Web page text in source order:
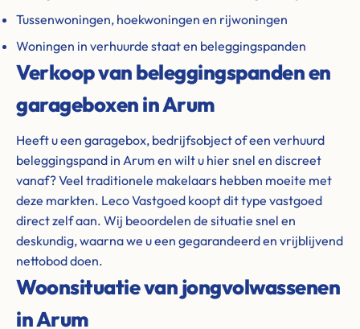
Tussenwoningen, hoekwoningen en rijwoningen
Woningen in verhuurde staat en beleggingspanden
Verkoop van beleggingspanden en
garageboxen in Arum
Heeft u een garagebox, bedrijfsobject of een verhuurd
beleggingspand in Arum en wilt u hier snel en discreet
vanaf? Veel traditionele makelaars hebben moeite met
deze markten. Leco Vastgoed koopt dit type vastgoed
direct zelf aan. Wij beoordelen de situatie snel en
deskundig, waarna we u een gegarandeerd en vrijblijvend
nettobod doen.
Woonsituatie van jongvolwassenen
in Arum